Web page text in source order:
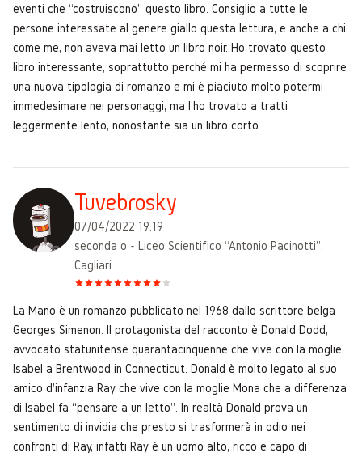
eventi che “costruiscono” questo libro. Consiglio a tutte le
persone interessate al genere giallo questa lettura, e anche a chi,
come me, non aveva mai letto un libro noir. Ho trovato questo
libro interessante, soprattutto perché mi ha permesso di scoprire
una nuova tipologia di romanzo e mi è piaciuto molto potermi
immedesimare nei personaggi, ma l'ho trovato a tratti
leggermente lento, nonostante sia un libro corto.
Tuvebrosky
07/04/2022 19:19
seconda o - Liceo Scientifico “Antonio Pacinotti”,
Cagliari
La Mano è un romanzo pubblicato nel 1968 dallo scrittore belga
Georges Simenon. Il protagonista del racconto è Donald Dodd,
avvocato statunitense quarantacinquenne che vive con la moglie
Isabel a Brentwood in Connecticut. Donald è molto legato al suo
amico d'infanzia Ray che vive con la moglie Mona che a differenza
di Isabel fa “pensare a un letto”. In realtà Donald prova un
sentimento di invidia che presto si trasformerà in odio nei
confronti di Ray, infatti Ray è un uomo alto, ricco e capo di